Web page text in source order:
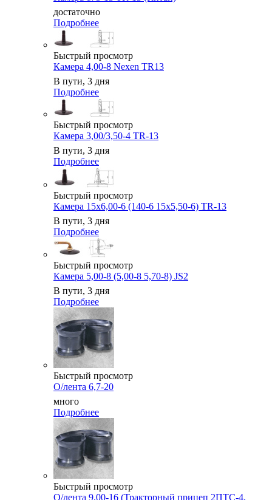
достаточно
Подробнее
Быстрый просмотр
Камера 4,00-8 Nexen TR13
В пути, 3 дня
Подробнее
Быстрый просмотр
Камера 3,00/3,50-4 TR-13
В пути, 3 дня
Подробнее
Быстрый просмотр
Камера 15x6,00-6 (140-6 15x5,50-6) TR-13
В пути, 3 дня
Подробнее
Быстрый просмотр
Камера 5,00-8 (5,00-8 5,70-8) JS2
В пути, 3 дня
Подробнее
Быстрый просмотр
О/лента 6,7-20
много
Подробнее
Быстрый просмотр
О/лента 9,00-16 (Тракторный прицеп 2ПТС-4,